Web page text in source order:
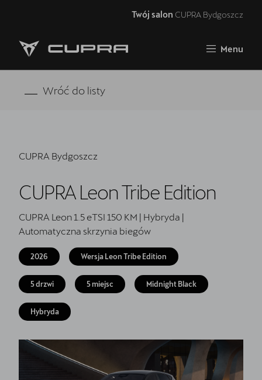
Twój salon CUPRA Bydgoszcz
Menu
Strona główna
Samochody dostępne od ręki
Jazda próbna CUPRĄ
CUPRA For Business
Akcesoria CUPRA
Finansowanie
5 lat gwarancji
Serwis
Oryginalne części zamienne
Wróć do listy
CUPRA Bydgoszcz
CUPRA Leon Tribe Edition
CUPRA Leon 1.5 eTSI 150 KM | Hybryda |
Automatyczna skrzynia biegów
2026 Wersja Leon Tribe Edition
5 drzwi 5 miejsc Midnight Black
Hybryda